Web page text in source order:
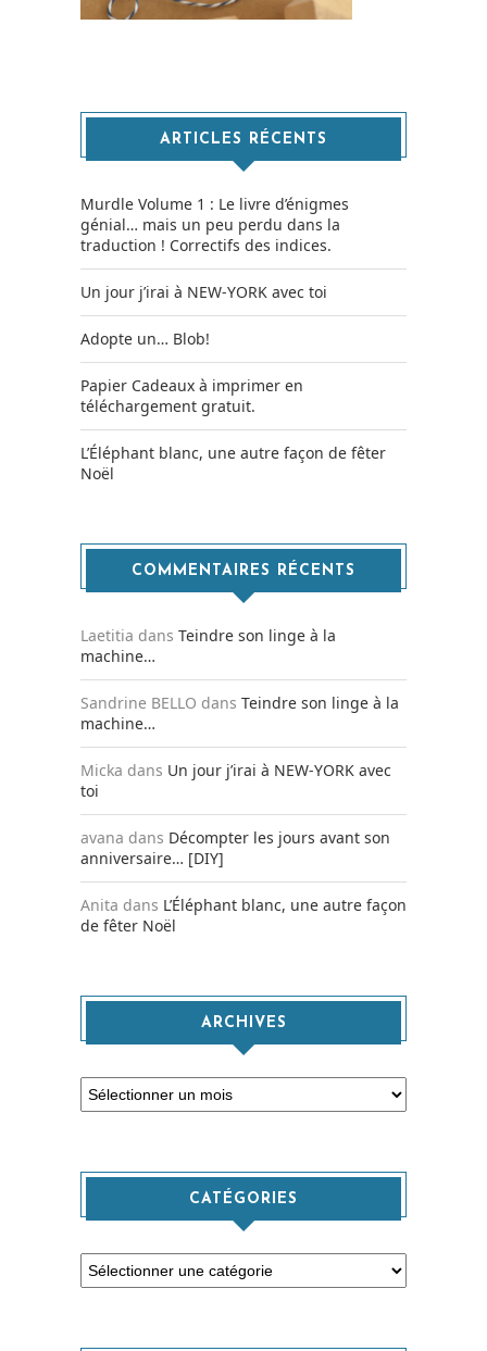
ARTICLES RÉCENTS
Murdle Volume 1 : Le livre d’énigmes
génial… mais un peu perdu dans la
traduction ! Correctifs des indices.
Un jour j’irai à NEW-YORK avec toi
Adopte un… Blob!
Papier Cadeaux à imprimer en
téléchargement gratuit.
L’Éléphant blanc, une autre façon de fêter
Noël
COMMENTAIRES RÉCENTS
Laetitia dans Teindre son linge à la
machine…
Sandrine BELLO dans Teindre son linge à la
machine…
Micka dans Un jour j’irai à NEW-YORK avec
toi
avana dans Décompter les jours avant son
anniversaire… [DIY]
Anita dans L’Éléphant blanc, une autre façon
de fêter Noël
ARCHIVES
Archives
CATÉGORIES
Catégories